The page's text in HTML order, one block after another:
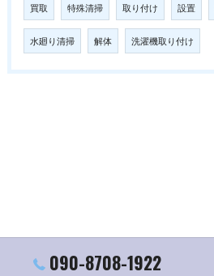
買取 特殊清掃 取り付け 設置
水廻り清掃 解体 洗濯機取り付け
090-8708-1922